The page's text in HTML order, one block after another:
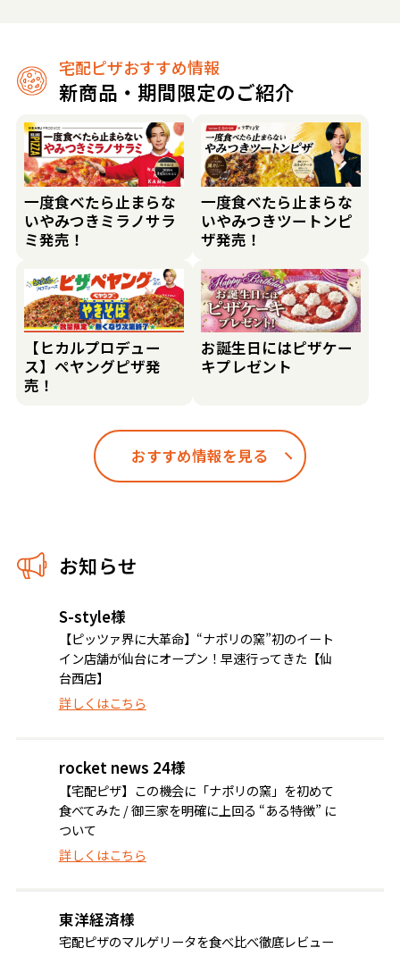
宅配ピザおすすめ情報
新商品・期間限定のご紹介
一度食べたら止まらな
いやみつきミラノサラ
ミ発売！
一度食べたら止まらな
いやみつきツートンピ
ザ発売！
【ヒカルプロデュー
ス】ペヤングピザ発
売！
お誕生日にはピザケー
キプレゼント
おすすめ情報を見る
お知らせ
S-style様
【ピッツァ界に大革命】“ナポリの窯”初のイート
イン店舗が仙台にオープン！早速行ってきた【仙
台西店】
詳しくはこちら
rocket news 24様
【宅配ピザ】この機会に「ナポリの窯」を初めて
食べてみた / 御三家を明確に上回る “ある特徴” に
ついて
詳しくはこちら
東洋経済様
宅配ピザのマルゲリータを食べ比べ徹底レビュー